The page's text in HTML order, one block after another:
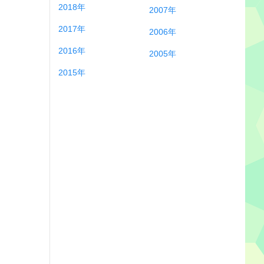
2018年
2017年
2016年
2015年
2007年
2006年
2005年